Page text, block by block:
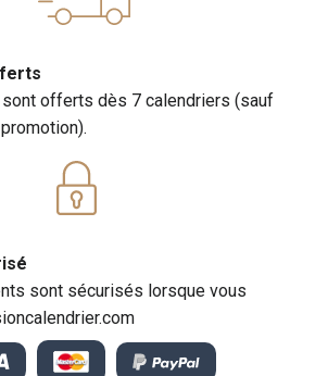
offerts dès 7 calendriers (sauf
sont sécurisés lorsque vous